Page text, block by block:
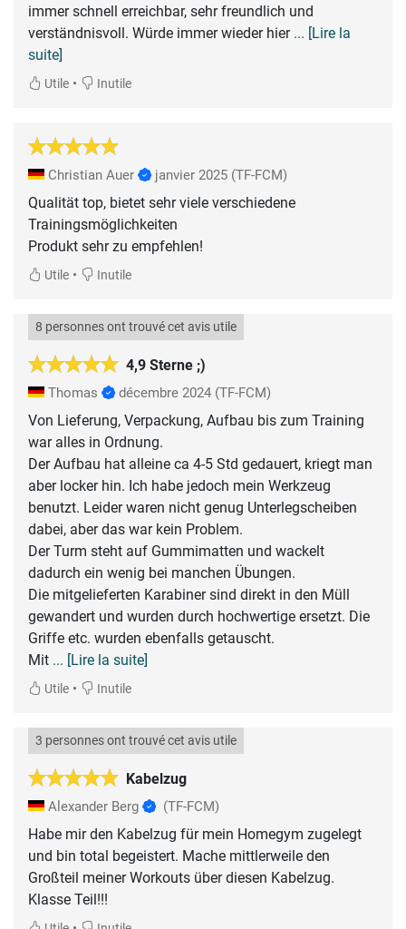
immer schnell erreichbar, sehr freundlich und
verständnisvoll. Würde immer wieder hier ... [Lire la
suite]
Utile • Inutile
Christian Auer janvier 2025 (TF-FCM)
Qualität top, bietet sehr viele verschiedene
Trainingsmöglichkeiten
Produkt sehr zu empfehlen!
Utile • Inutile
4,9 Sterne ;)
8 personnes ont trouvé cet avis utile
Thomas décembre 2024 (TF-FCM)
Von Lieferung, Verpackung, Aufbau bis zum Training
war alles in Ordnung.
Der Aufbau hat alleine ca 4-5 Std gedauert, kriegt man
aber locker hin. Ich habe jedoch mein Werkzeug
benutzt. Leider waren nicht genug Unterlegscheiben
dabei, aber das war kein Problem.
Der Turm steht auf Gummimatten und wackelt
dadurch ein wenig bei manchen Übungen.
Die mitgelieferten Karabiner sind direkt in den Müll
gewandert und wurden durch hochwertige ersetzt. Die
Griffe etc. wurden ebenfalls getauscht.
Mit ... [Lire la suite]
Utile • Inutile
Kabelzug
3 personnes ont trouvé cet avis utile
Alexander Berg (TF-FCM)
Habe mir den Kabelzug für mein Homegym zugelegt
und bin total begeistert. Mache mittlerweile den
Großteil meiner Workouts über diesen Kabelzug.
Klasse Teil!!!